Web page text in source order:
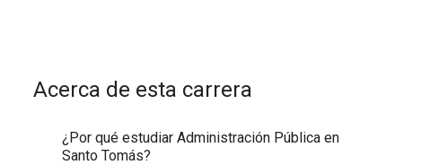
Acerca de esta carrera
¿Por qué estudiar Administración Pública en
Santo Tomás?